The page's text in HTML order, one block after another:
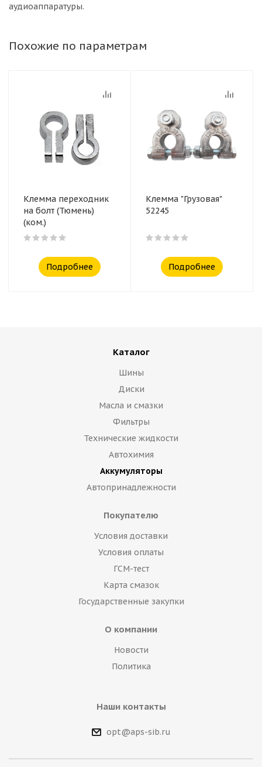
аудиоаппаратуры.
Похожие по параметрам
Клемма переходник
на болт (Тюмень)
(ком.)
Подробнее
Клемма "Грузовая"
52245
Подробнее
Каталог
Шины
Диски
Масла и смазки
Фильтры
Технические жидкости
Автохимия
Аккумуляторы
Автопринадлежности
Покупателю
Условия доставки
Условия оплаты
ГСМ-тест
Карта смазок
Государственные закупки
О компании
Новости
Политика
Наши контакты
opt@aps-sib.ru